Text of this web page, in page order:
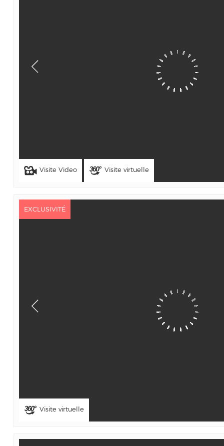
Visite Video Visite virtuelle
Visite virtuelle
EXCLUSIVITÉ